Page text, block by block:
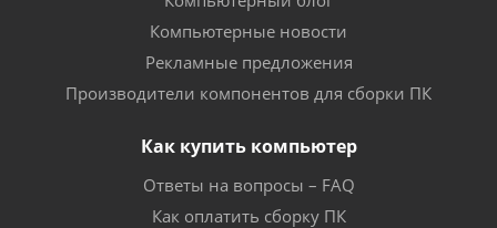
Компьютерные новости
Рекламные предложения
Производители компонентов для сборки ПК
Как купить компьютер
Ответы на вопросы – FAQ
Как оплатить сборку ПК